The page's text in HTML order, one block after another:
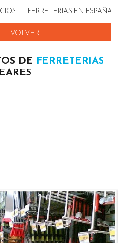
- FERRETERIAS EN ESPAÑA
VOLVER
DE FERRETERIAS